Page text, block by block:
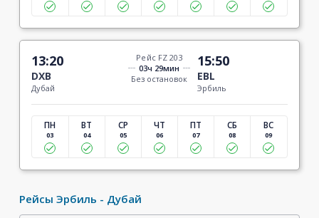
13:20
DXB
Дубай
Рейс FZ 203
03ч 29мин
Без остановок
15:50
EBL
Эрбиль
ПН
03
ВТ
04
СР
05
ЧТ
06
ПТ
07
СБ
08
ВС
09
Рейсы Эрбиль - Дубай